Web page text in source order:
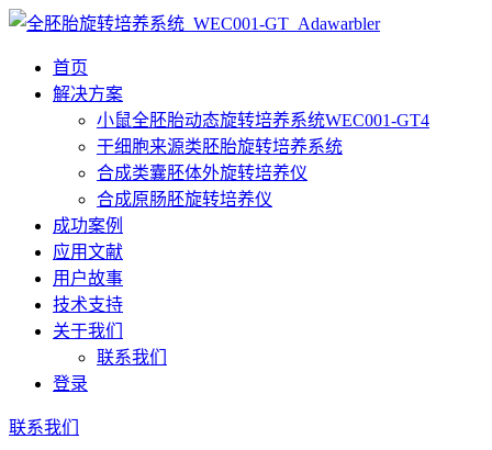
首页
解决方案
小鼠全胚胎动态旋转培养系统WEC001-GT4
干细胞来源类胚胎旋转培养系统
合成类囊胚体外旋转培养仪
合成原肠胚旋转培养仪
成功案例
应用文献
用户故事
技术支持
关于我们
联系我们
登录
联系我们